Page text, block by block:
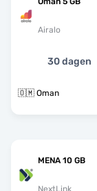
Airalo
30 dagen
🇴🇲 Oman
MENA 10 GB
NextLink